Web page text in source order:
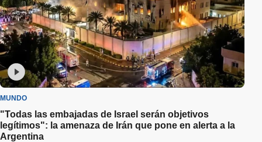
MUNDO
"Todas las embajadas de Israel serán objetivos
legítimos": la amenaza de Irán que pone en alerta a la
Argentina